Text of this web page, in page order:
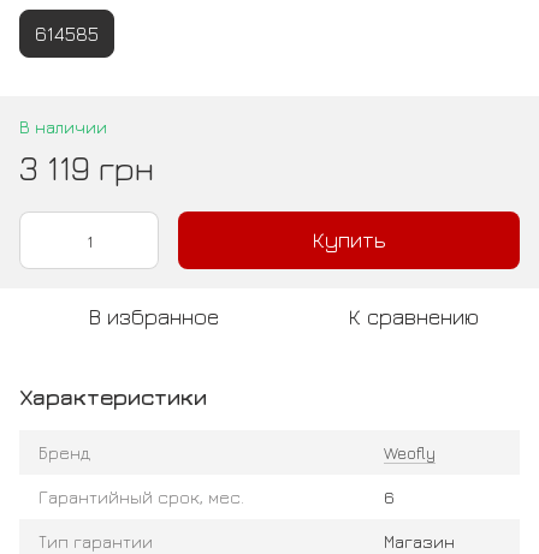
614585
В наличии
3 119 грн
Купить
В избранное К сравнению
Характеристики
Бренд Weofly
Гарантийный срок, мес. 6
Тип гарантии Магазин